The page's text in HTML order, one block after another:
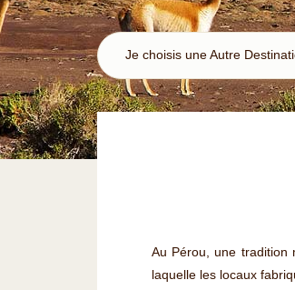
Je choisis une Autre
Au Pérou, une tradition
laquelle les locaux